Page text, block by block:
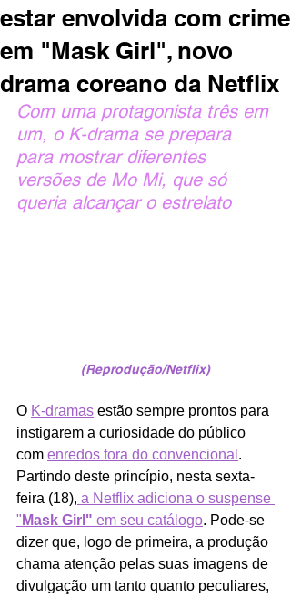
estar envolvida com crime
em "Mask Girl", novo
drama coreano da Netflix
Com uma protagonista três em
um, o K-drama se prepara
para mostrar diferentes
versões de Mo Mi, que só
queria alcançar o estrelato
(Reprodução/Netflix)
O K-dramas estão sempre prontos para
instigarem a curiosidade do público
com enredos fora do convencional .
Partindo deste princípio, nesta sexta-
feira (18), a Netflix adiciona o suspense
" Mask Girl" em seu catálogo. Pode-se
dizer que, logo de primeira, a produção
chama atenção pelas suas imagens de
divulgação um tanto quanto peculiares,